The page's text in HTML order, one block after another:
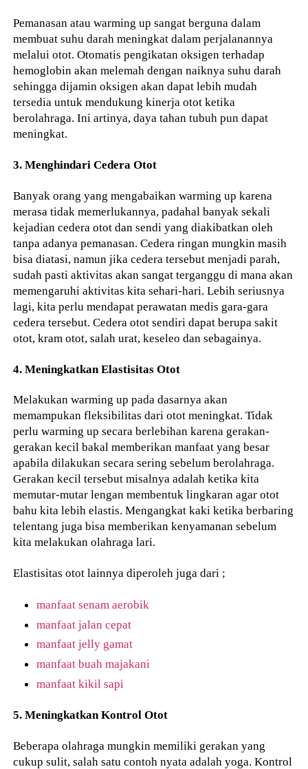
Pemanasan atau warming up sangat berguna dalam
membuat suhu darah meningkat dalam perjalanannya
melalui otot. Otomatis pengikatan oksigen terhadap
hemoglobin akan melemah dengan naiknya suhu darah
sehingga dijamin oksigen akan dapat lebih mudah
tersedia untuk mendukung kinerja otot ketika
berolahraga. Ini artinya, daya tahan tubuh pun dapat
meningkat.
3. Menghindari Cedera Otot
Banyak orang yang mengabaikan warming up karena
merasa tidak memerlukannya, padahal banyak sekali
kejadian cedera otot dan sendi yang diakibatkan oleh
tanpa adanya pemanasan. Cedera ringan mungkin masih
bisa diatasi, namun jika cedera tersebut menjadi parah,
sudah pasti aktivitas akan sangat terganggu di mana akan
memengaruhi aktivitas kita sehari-hari. Lebih seriusnya
lagi, kita perlu mendapat perawatan medis gara-gara
cedera tersebut. Cedera otot sendiri dapat berupa sakit
otot, kram otot, salah urat, keseleo dan sebagainya.
4. Meningkatkan Elastisitas Otot
Melakukan warming up pada dasarnya akan
memampukan fleksibilitas dari otot meningkat. Tidak
perlu warming up secara berlebihan karena gerakan-
gerakan kecil bakal memberikan manfaat yang besar
apabila dilakukan secara sering sebelum berolahraga.
Gerakan kecil tersebut misalnya adalah ketika kita
memutar-mutar lengan membentuk lingkaran agar otot
bahu kita lebih elastis. Mengangkat kaki ketika berbaring
telentang juga bisa memberikan kenyamanan sebelum
kita melakukan olahraga lari.
Elastisitas otot lainnya diperoleh juga dari ;
manfaat senam aerobik
manfaat jalan cepat
manfaat jelly gamat
manfaat buah majakani
manfaat kikil sapi
5. Meningkatkan Kontrol Otot
Beberapa olahraga mungkin memiliki gerakan yang
cukup sulit, salah satu contoh nyata adalah yoga. Kontrol